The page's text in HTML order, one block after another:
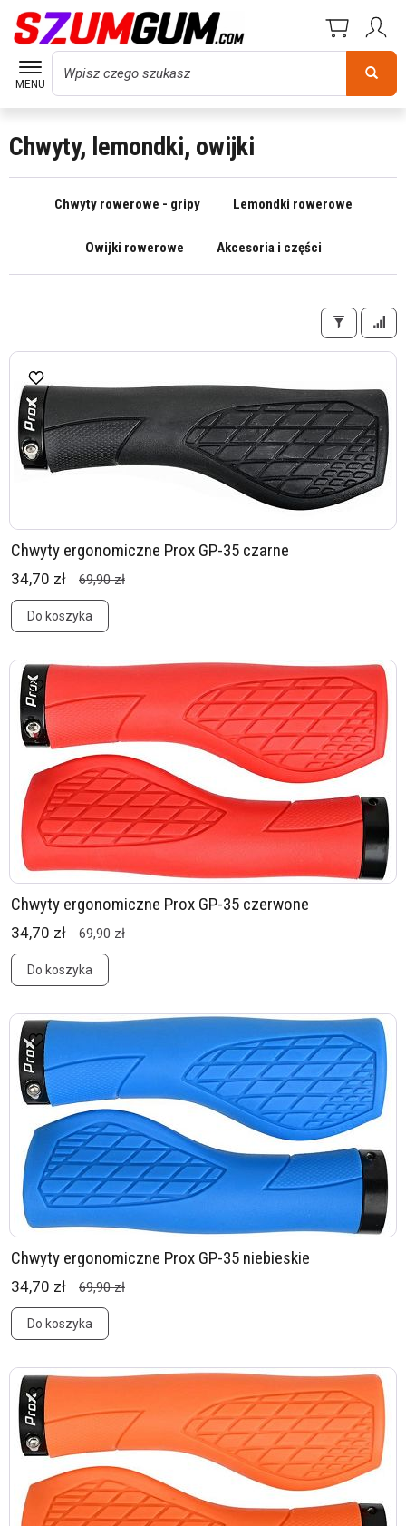
MENU
Wyszukaj
Chwyty, lemondki, owijki
Chwyty rowerowe - gripy Lemondki rowerowe
Owijki rowerowe Akcesoria i części
Chwyty ergonomiczne Prox GP-35 czarne
34,70 zł 69,90 zł
Do koszyka
Chwyty ergonomiczne Prox GP-35 czerwone
34,70 zł 69,90 zł
Do koszyka
Chwyty ergonomiczne Prox GP-35 niebieskie
34,70 zł 69,90 zł
Do koszyka